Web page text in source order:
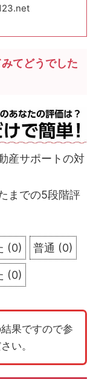
てどうでした
産サポートの対
までの5段階評
(0) 普通 (0)
(0)
果ですので参
い。